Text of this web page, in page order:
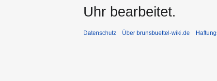
Uhr bearbeitet.
Datenschutz Über brunsbuettel-wiki.de